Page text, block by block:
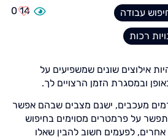
עבודה
רכות
14
0
אילוצים שונים שמשפיעים על
ובמסגרת הזמן הרצויים לך.
מעכבים, ישנם מצבים שבהם אפשר
על פרמטרים מסוימים בחיפוש
לפעמים חשוב להבין שאלו